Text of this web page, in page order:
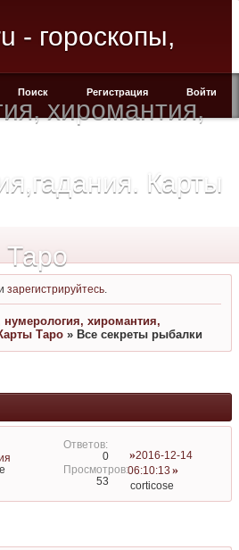
- гороскопы,
хиромантия,
Карты
Таро
Поиск Регистрация Войти
зарегистрируйтесь
хиромантия,
Таро » Все секреты рыбалки
0
53
2016-12-14
06:10:13
corticose